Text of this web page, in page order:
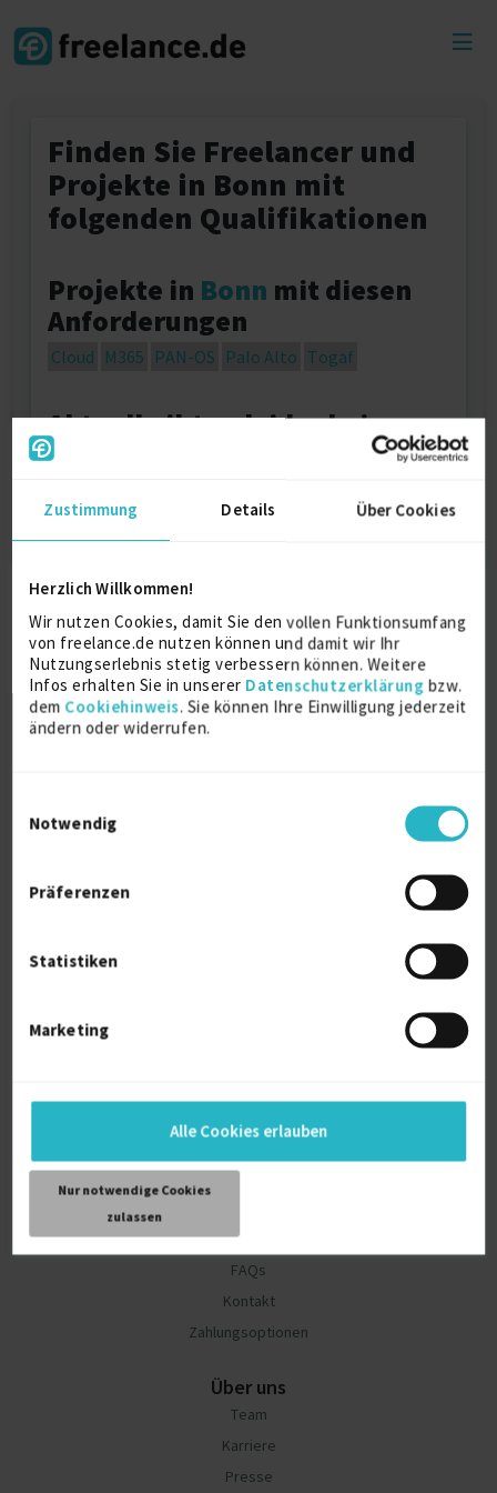
Zustimmung Details Über Cookies
Herzlich Willkommen!
Wir nutzen Cookies, damit Sie den vollen Funktionsumfang
von freelance.de nutzen können und damit wir Ihr
Nutzungserlebnis stetig verbessern können. Weitere
Infos erhalten Sie in unserer Datenschutzerklärung bzw.
dem Cookiehinweis. Sie können Ihre Einwilligung jederzeit
ändern oder widerrufen.
Notwendig
Präferenzen
Statistiken
Marketing
Alle Cookies erlauben
Nur notwendige Cookies
zulassen
Finden Sie Freelancer und
Projekte in Bonn mit
folgenden Qualifikationen
Projekte in Bonn mit diesen
Anforderungen
Cloud M365 PAN-OS Palo Alto Togaf
Aktuell gibt es leider keine
verfügbaren Freelancer in
Freelancer
Kundenstimmen
Freelancer Studie
freelance summit
Hilfe und Support
FAQs
Kontakt
Zahlungsoptionen
Über uns
Team
Karriere
Presse